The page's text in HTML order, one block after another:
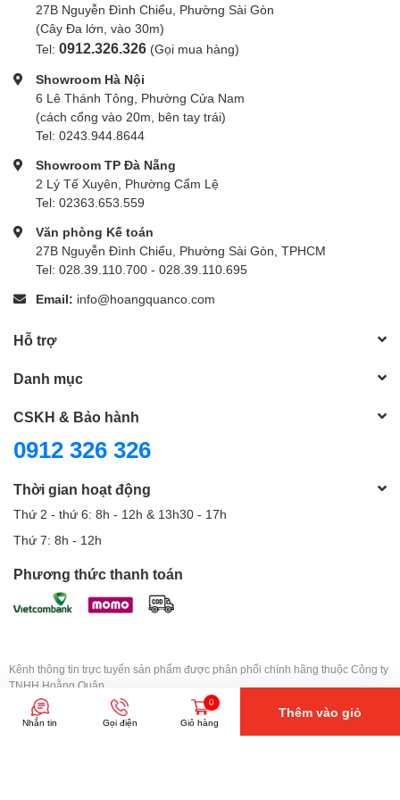
Effective Range (approx.)
LED Modeling Lamp
Color Temperature 3300K±200K
Built-in Lithium Battery 7.2V/2980mAh
step
27B Nguyễn Đình Chiểu, Phường Sài Gòn
(Cây Đa lớn, vào 30m)
Tel: 0912.326.326 (Gọi mua hàng)
Showroom Hà Nội
6 Lê Thánh Tông, Phường Cửa Nam
(cách cổng vào 20m, bên tay trái)
Tel: 0243.944.8644
Showroom TP Đà Nẵng
2 Lý Tế Xuyên, Phường Cẩm Lệ
Tel: 02363.653.559
Văn phòng Kế toán
27B Nguyễn Đình Chiểu, Phường Sài Gòn, TPHCM
Tel: 028.39.110.700 - 028.39.110.695
Email: info@hoangquanco.com
Hỗ trợ
Danh mục
CSKH & Bảo hành
0912 326 326
Thời gian hoạt động
Thứ 2 - thứ 6: 8h - 12h & 13h30 - 17h
Thứ 7: 8h - 12h
Phương thức thanh toán
Kênh thông tin trực tuyến sản phẩm được phân phối chính hãng thuộc Công ty
TNHH Hoằng Quân
Giấy chứng nhận ĐKKD số: 0305632388 do Sở KH & ĐT TPHCM cấp lần đầu
ngày 18/03/2008
Trụ sở chính: 27B Nguyễn Đình Chiểu, Phường Đakao, Quận 1, TP. Hồ Chí
Nhắn tin Gọi điện
0
Giỏ hàng
Thêm vào giỏ